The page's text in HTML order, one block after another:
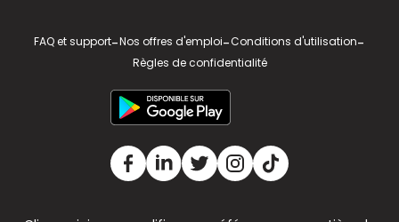
FAQ et support-Nos offres d'emploi-Conditions d'utilisation-
Règles de confidentialité